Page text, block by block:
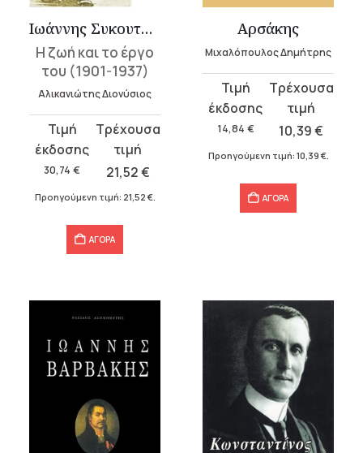
Ιωάννης Συκουτρής
Η ζωή και το έργο
του (1901-1937)
Αλικανιώτης Διονύσιος
30,74 €
Original
price
was:
30,74 €.
21,52€
τρέχουσα
τιμή
είναι:
Προηγούμενη τιμή: 21,52 €.
ΑΓΟΡΑ
Αρσάκης
Μιχαλόπουλος Δημήτρης
14,84 €
Original
price
was:
14,84 €.
10,39€
τρέχουσα
τιμή
είναι:
Προηγούμενη τιμή: 10,39 €.
ΑΓΟΡΑ